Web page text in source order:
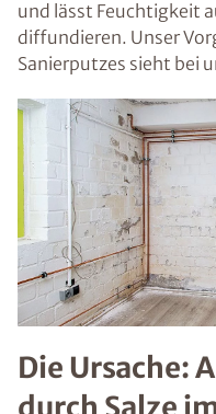
und lässt Feuchtigkeit
diffundieren. Unser
Sanierputzes sieht bei
Die Ursache: